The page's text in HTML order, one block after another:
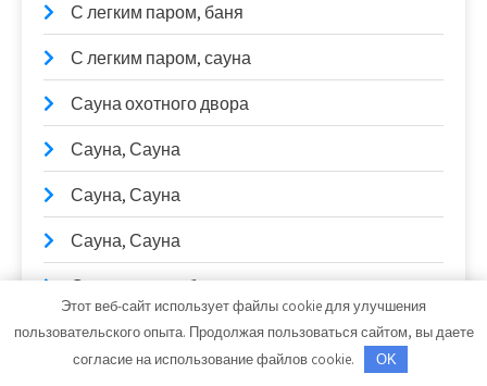
С легким паром, баня
С легким паром, сауна
Сауна охотного двора
Сауна, Сауна
Сауна, Сауна
Сауна, Сауна
Сварочные работы
СибТракСкан, официальный дистрибьютор
DongFeng, официальный дилер Scania, Daewoo,
Этот веб-сайт использует файлы cookie для улучшения
пользовательского опыта. Продолжая пользоваться сайтом, вы даете
согласие на использование файлов cookie.
OK